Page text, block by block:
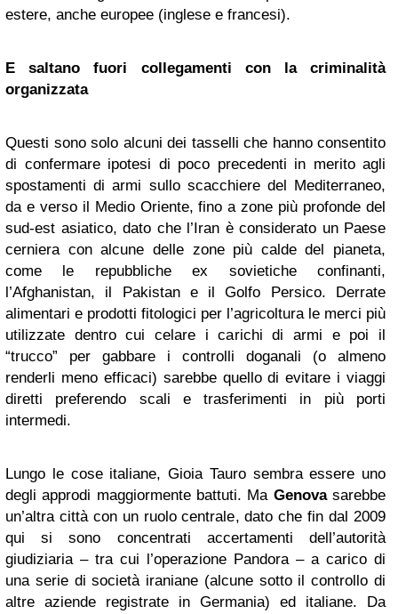
estere, anche europee (inglese e francesi).
E saltano fuori collegamenti con la criminalità
organizzata
Questi sono solo alcuni dei tasselli che hanno consentito
di confermare ipotesi di poco precedenti in merito agli
spostamenti di armi sullo scacchiere del Mediterraneo,
da e verso il Medio Oriente, fino a zone più profonde del
sud-est asiatico, dato che l’Iran è considerato un Paese
cerniera con alcune delle zone più calde del pianeta,
come le repubbliche ex sovietiche confinanti,
l’Afghanistan, il Pakistan e il Golfo Persico. Derrate
alimentari e prodotti fitologici per l’agricoltura le merci più
utilizzate dentro cui celare i carichi di armi e poi il
“trucco” per gabbare i controlli doganali (o almeno
renderli meno efficaci) sarebbe quello di evitare i viaggi
diretti preferendo scali e trasferimenti in più porti
intermedi.
Lungo le cose italiane, Gioia Tauro sembra essere uno
degli approdi maggiormente battuti. Ma Genovasarebbe
un’altra città con un ruolo centrale, dato che fin dal 2009
qui si sono concentrati accertamenti dell’autorità
giudiziaria – tra cui l’operazione Pandora – a carico di
una serie di società iraniane (alcune sotto il controllo di
altre aziende registrate in Germania) ed italiane. Da